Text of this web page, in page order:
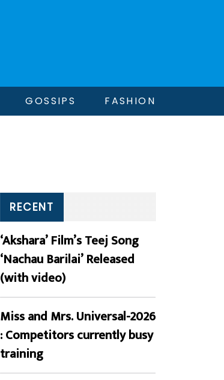
GOSSIPS FASHION
RECENT
‘Akshara’ Film’s Teej Song
‘Nachau Barilai’ Released
(with video)
Miss and Mrs. Universal-2026
: Competitors currently busy
training